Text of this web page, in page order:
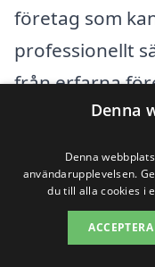
företag som
professionellt
från erfarna
få
I Olofströms
omgivningar
kan hitta
Denna
Denna
användarupplevelsen.
du till alla cookies i